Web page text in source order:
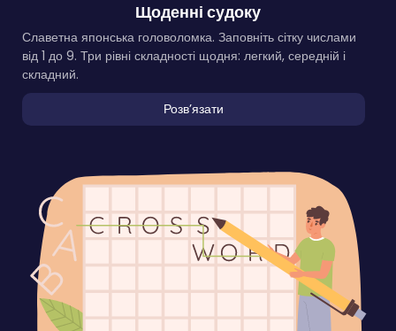
Щоденні судоку
Славетна японська головоломка. Заповніть сітку числами
від 1 до 9. Три рівні складності щодня: легкий, середній і
складний.
Розвʼязати